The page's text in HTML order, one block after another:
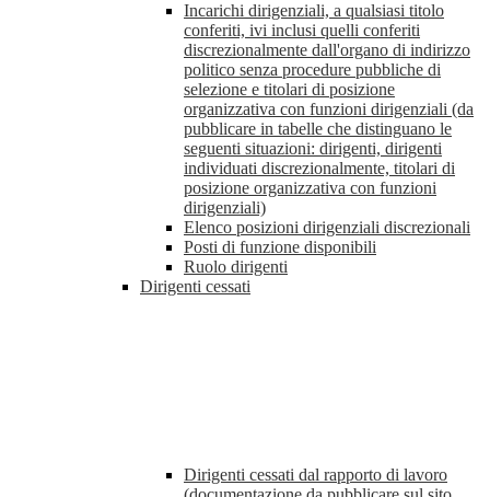
Incarichi dirigenziali, a qualsiasi titolo
conferiti, ivi inclusi quelli conferiti
discrezionalmente dall'organo di indirizzo
politico senza procedure pubbliche di
selezione e titolari di posizione
organizzativa con funzioni dirigenziali (da
pubblicare in tabelle che distinguano le
seguenti situazioni: dirigenti, dirigenti
individuati discrezionalmente, titolari di
posizione organizzativa con funzioni
dirigenziali)
Elenco posizioni dirigenziali discrezionali
Posti di funzione disponibili
Ruolo dirigenti
Dirigenti cessati
Dirigenti cessati dal rapporto di lavoro